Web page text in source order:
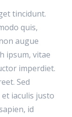
tincidunt.
quis,
augue
ipsum, vitae
imperdiet.
Sed
iaculis justo
id